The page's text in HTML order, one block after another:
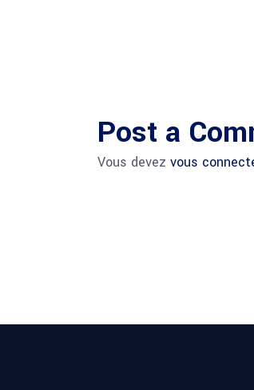
Post a
Vous devez vous